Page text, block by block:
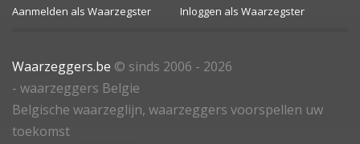
Aanmelden als Waarzegster Inloggen als Waarzegster
Waarzeggers.be © sinds 2006 - 2026
- waarzeggers Belgie
Belgische waarzeglijn, waarzeggers voorspellen uw
toekomst